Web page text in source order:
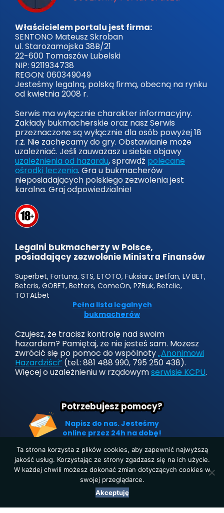
Właścicielem portalu jest firma:
SENTONO Mateusz Skroban
ul. Starozamojska 38B/21
22-600 Tomaszów Lubelski
NIP: 9211934738
REGON: 060349049
Jesteśmy legalną, polską firmą, obecną na rynku
od kwietnia 2008 r.
Serwis ma wyłącznie charakter informacyjny.
Zakłady bukmacherskie oraz nasz Serwis
przeznaczone są wyłącznie dla osób powyżej 18
r.ż. Nie zachęcamy do gry. Obstawianie może
uzależniać. Jeśli zauważasz u siebie objawy
uzależnienia od hazardu, sprawdź polecane
ośrodki leczenia. Gra u bukmacherów
nieposiadających polskiego zezwolenia jest
karalna. Graj odpowiedzialnie!
Legalni bukmacherzy w Polsce,
posiadający zezwolenie Ministra Finansów
Superbet, Fortuna, STS, ETOTO, Fuksiarz, Betfan, LV BET,
Betcris, GOBET, Betters, ComeOn, PZBuk, Betclic,
TOTALbet
Pełna lista legalnych
bukmacherów
Czujesz, że tracisz kontrolę nad swoim
hazardem? Pamiętaj, że nie jesteś sam. Możesz
zwrócić się po pomoc do wspólnoty„Anonimowi
Hazardziści” (tel.: 881 488 990, 795 250 438).
Więcej o uzależnieniu w rządowymserwisie KCPU.
Potrzebujesz pomocy?
Napisz do nas. Jesteśmy
online przez 24h na dobę!
Strona główna|Polityka prywatności|O nas| Kontakt
Copyright © 2019-2025. Wszelkie prawa zastrzeżone.
LegalnyBukmacher.pl
Ta strona korzysta z plików cookies, aby zapewnić najwyższą
jakość usług. Korzystając ze strony zgadzasz się na ich użycie.
W każdej chwili możesz dokonać zmian dotyczących cookies w
swojej przeglądarce.
Akceptuję